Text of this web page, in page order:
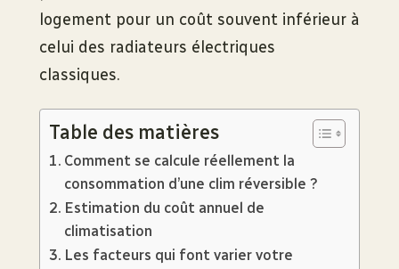
logement pour un coût souvent inférieur à
celui des radiateurs électriques
classiques.
Table des matières
Comment se calcule réellement la
consommation d’une clim réversible ?
Estimation du coût annuel de
climatisation
Les facteurs qui font varier votre